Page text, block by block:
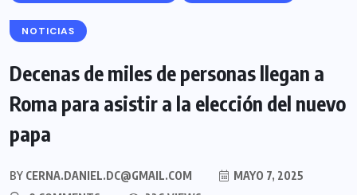
NOTICIAS
Decenas de miles de personas llegan a
Roma para asistir a la elección del nuevo
papa
BY CERNA.DANIEL.DC@GMAIL.COM
MAYO 7, 2025